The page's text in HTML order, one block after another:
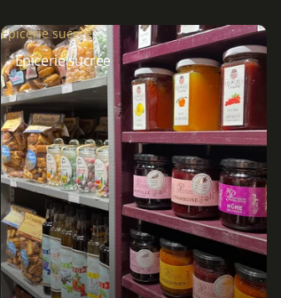
Épicerie sucrée
Épicerie sucrée